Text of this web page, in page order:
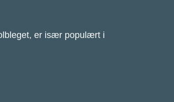
er især populært i